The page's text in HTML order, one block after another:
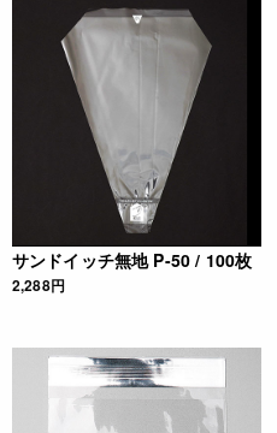
サンドイッチ無地 P-50 / 100枚
2,288円